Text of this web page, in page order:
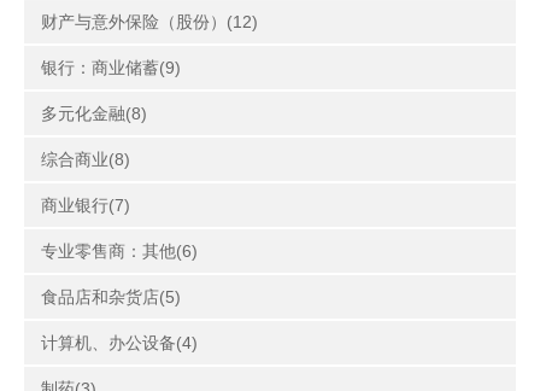
财产与意外保险（股份）(12)
银行：商业储蓄(9)
多元化金融(8)
综合商业(8)
商业银行(7)
专业零售商：其他(6)
食品店和杂货店(5)
计算机、办公设备(4)